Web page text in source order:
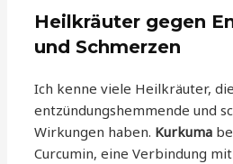
Heilkräuter gegen
und Schmerzen
Ich kenne viele Heilkräuter, die
entzündungshemmende und
Wirkungen haben. Kurkuma
Curcumin, eine Verbindung